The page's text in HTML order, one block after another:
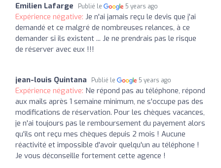
Emilien Lafarge Publié le 5 years ago
Expérience négative: Je n'ai jamais reçu le devis que j'ai
demandé et ce malgré de nombreuses relances, à ce
demander si ils existent ... Je ne prendrais pas le risque
de réserver avec eux !!!
jean-louis Quintana Publié le 5 years ago
Expérience négative: Ne répond pas au téléphone, répond
aux mails après 1 semaine minimum, ne s'occupe pas des
modifications de réservation. Pour les chèques vacances,
je n'ai toujours pas le remboursement du payement alors
qu'ils ont reçu mes chèques depuis 2 mois ! Aucune
réactivité et impossible d'avoir quelqu'un au téléphone !
Je vous déconseille fortement cette agence !